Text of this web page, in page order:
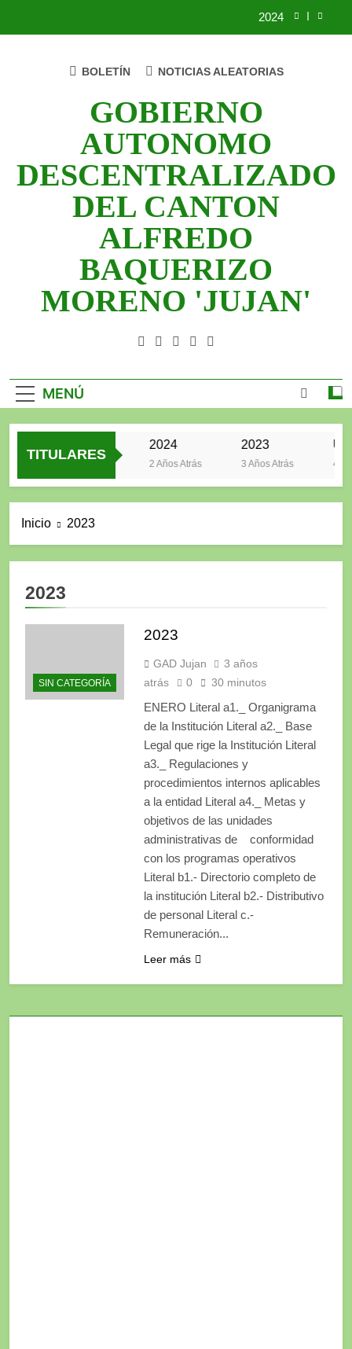
2024
2025
2024
QUERIDO JUJAN
GOBIERNO
AUTONOMO
DESCENTRALIZADO
DEL CANTON
ALFREDO
BAQUERIZO
MORENO 'JUJAN'
BOLETÍN NOTICIAS ALEATORIAS
MENÚ
TITULARES
2024
2 Años Atrás
2023
3 Años Atrás 4
Inicio 2023
2023
SIN CATEGORÍA
2023
GAD Jujan
3 años
atrás
0 30 minutos
ENERO Literal a1._ Organigrama
de la Institución Literal a2._ Base
Legal que rige la Institución Literal
a3._ Regulaciones y
procedimientos internos aplicables
a la entidad Literal a4._ Metas y
objetivos de las unidades
administrativas de conformidad
con los programas operativos
Literal b1.- Directorio completo de
la institución Literal b2.- Distributivo
de personal Literal c.-
Remuneración...
Leer más